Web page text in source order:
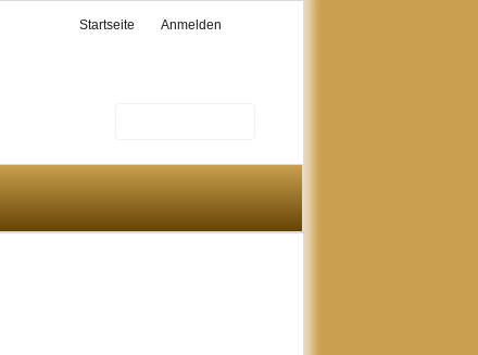
Startseite Anmelden